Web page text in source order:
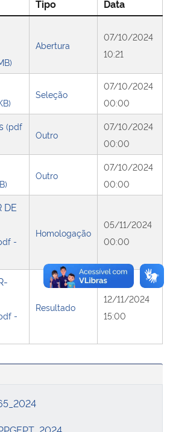
Tipo
Data
Abertura
07/10/2024
10:21
Seleção
07/10/2024
00:00
(pdf
Outro
07/10/2024
00:00
Outro
07/10/2024
00:00
DE
-
Homologação
05/11/2024
00:00
-
Resultado
12/11/2024
15:00